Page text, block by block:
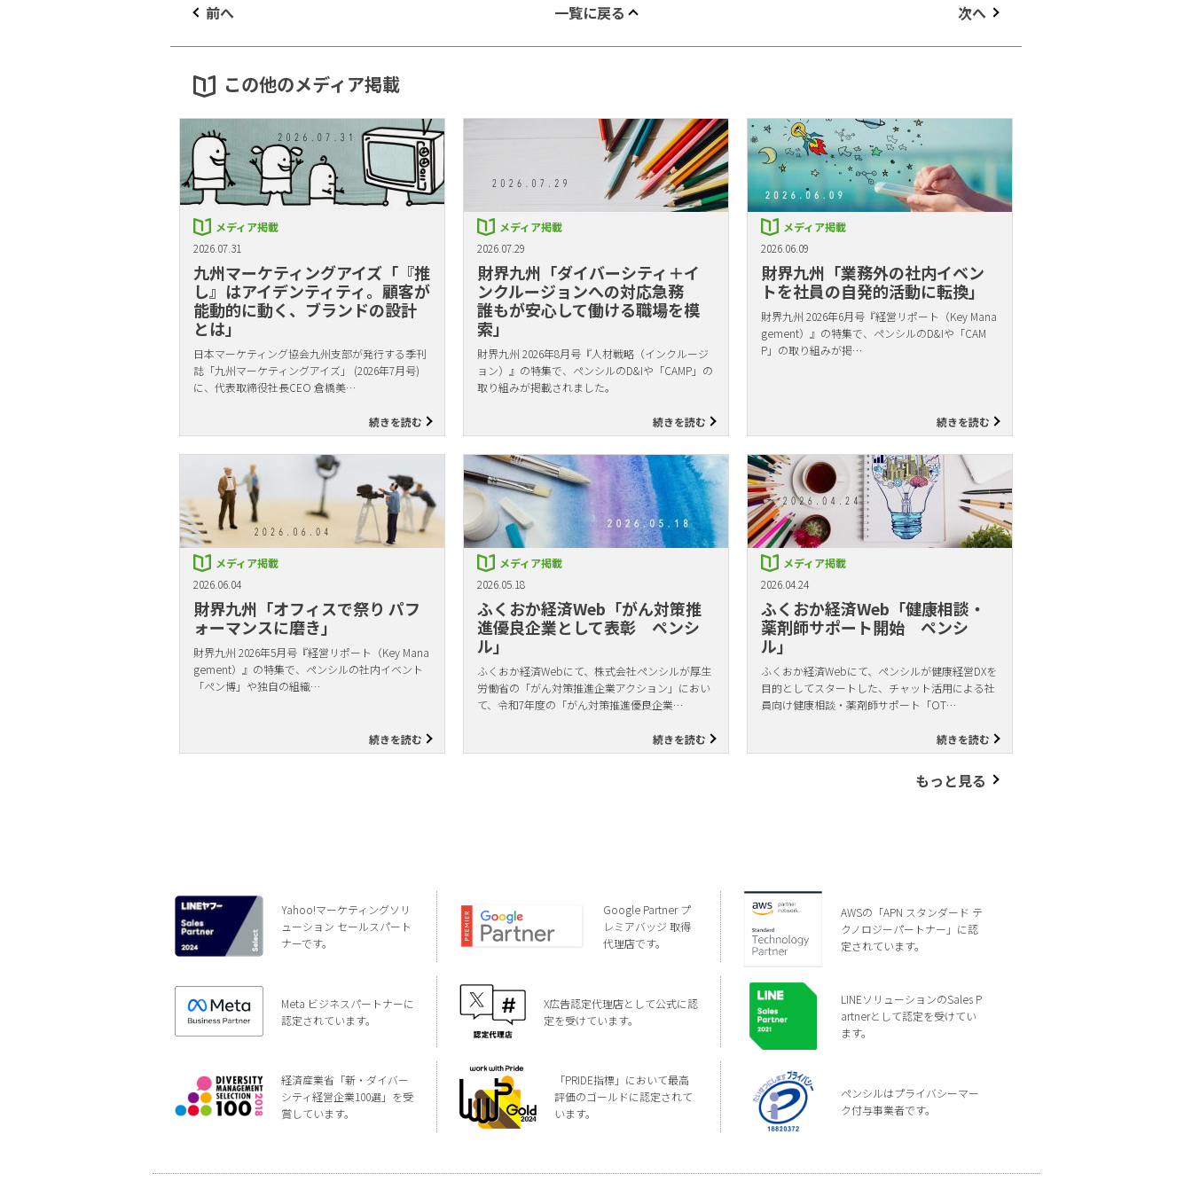
前へ 一覧に戻る 次へ
この他のメディア掲載
メディア掲載
2026.07.31
九州マーケティングアイズ「『推
し』はアイデンティティ。顧客が
能動的に動く、ブランドの設計
とは」
日本マーケティング協会九州支部が発行する季刊
誌「九州マーケティングアイズ」 (2026年7月号)
に、代表取締役社長CEO 倉橋美…
続きを読む
メディア掲載
2026.07.29
財界九州「ダイバーシティ＋イ
ンクルージョンへの対応急務
誰もが安心して働ける職場を模
索」
財界九州 2026年8月号『人材戦略（インクルージ
ョン）』の特集で、ペンシルのD&Iや「CAMP」の
取り組みが掲載されました。
続きを読む
メディア掲載
2026.06.09
財界九州「業務外の社内イベン
トを社員の自発的活動に転換」
財界九州 2026年6月号『経営リポート（Key Mana
gement）』の特集で、ペンシルのD&Iや「CAM
P」の取り組みが掲…
続きを読む
メディア掲載
2026.06.04
財界九州「オフィスで祭り パフ
ォーマンスに磨き」
財界九州 2026年5月号『経営リポート（Key Mana
gement）』の特集で、ペンシルの社内イベント
「ペン博」や独自の組織…
続きを読む
メディア掲載
2026.05.18
ふくおか経済Web「がん対策推
進優良企業として表彰 ペンシ
ル」
ふくおか経済Webにて、株式会社ペンシルが厚生
労働省の「がん対策推進企業アクション」におい
て、令和7年度の「がん対策推進優良企業…
続きを読む
メディア掲載
2026.04.24
ふくおか経済Web「健康相談・
薬剤師サポート開始 ペンシ
ル」
ふくおか経済Webにて、ペンシルが健康経営DXを
目的としてスタートした、チャット活用による社
員向け健康相談・薬剤師サポート「OT…
続きを読む
もっと見る
Yahoo!マーケティングソリ
ューション セールスパート
ナーです。
Google Partner プ
レミアバッジ 取得
代理店です。
AWSの「APN スタンダード テ
クノロジーパートナー」に認
定されています。
Meta ビジネスパートナーに
認定されています。
X広告認定代理店として公式に認
定を受けています。
LINEソリューションのSales P
artnerとして認定を受けてい
ます。
経済産業省「新・ダイバー
シティ経営企業100選」を受
賞しています。
「PRIDE指標」において最高
評価のゴールドに認定されて
います。
ペンシルはプライバシーマー
ク付与事業者です。